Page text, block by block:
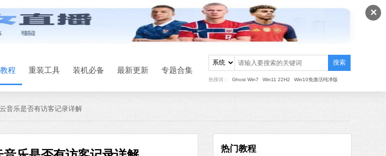
✕
程 重装工具 装机必备 最新更新 专题合集
搜索
热搜词： Ghost Win7 Win11 22H2 Win10免激活纯净版
音乐是否有访客记录详解
热门教程
软件大小：22.24 MB
软件语言：简体中文
微信
软件语言：简体中文
下载
搜狗输入法
软件大小：5.15 MB